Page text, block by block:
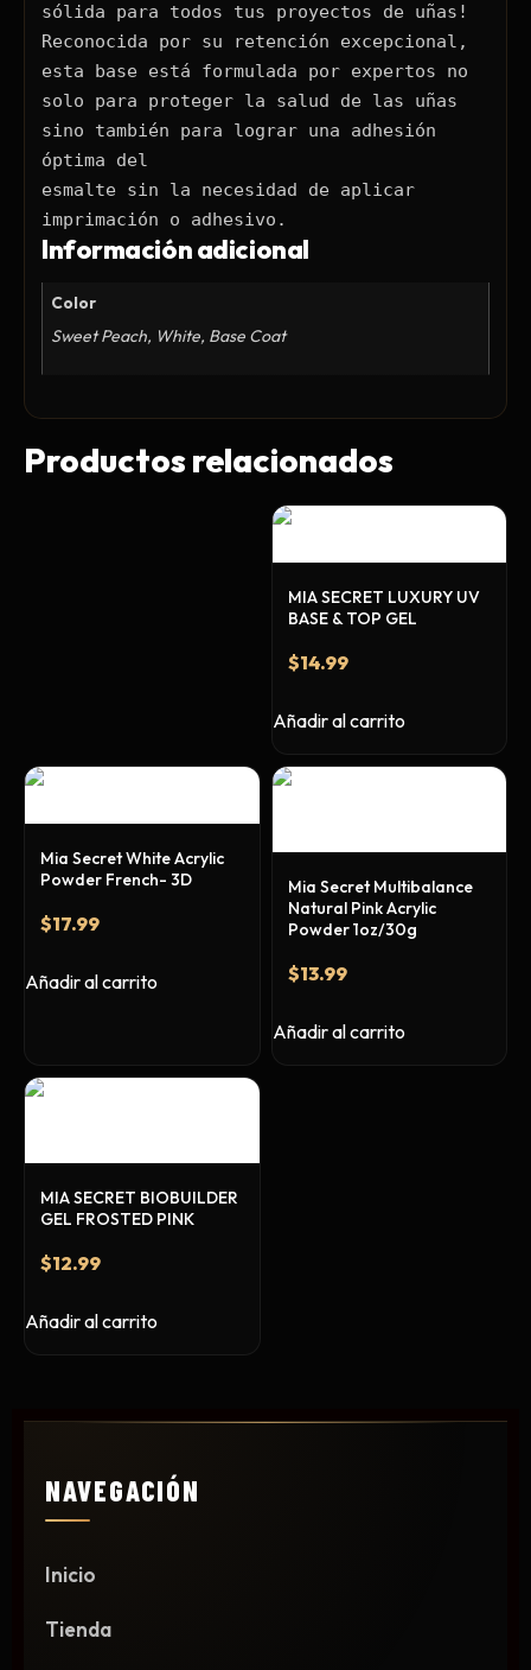
Monómeros
Acrílicos y Colecciones
Esmaltes y Gel Remover
Primer y Antifungal
Mesas y Maletas
sólida para todos tus proyectos de uñas!
Reconocida por su retención excepcional,
esta base está formulada por expertos no
solo para proteger la salud de las uñas
sino también para lograr una adhesión
óptima del
esmalte sin la necesidad de aplicar
imprimación o adhesivo.
Información adicional
Color
Sweet Peach, White, Base Coat
Productos relacionados
MIA SECRET LUXURY UV
BASE & TOP GEL
$14.99
Añadir al carrito
Mia Secret White Acrylic
Powder French- 3D
$17.99
Añadir al carrito
Mia Secret Multibalance
Natural Pink Acrylic
Powder 1oz/30g
$13.99
Añadir al carrito
MIA SECRET BIOBUILDER
GEL FROSTED PINK
$12.99
Añadir al carrito
NAVEGACIÓN
Inicio
Tienda